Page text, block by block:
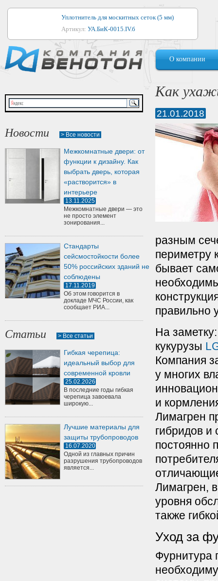
Уплотнитель для москитных сеток (5 мм)
Артикул: УА.БиК-0015.IV.б
Уплотнитель для алюминиевых окон
Артикул:1044
Уплотнитель для деревянных окон
Артикул:УМ.БиК-0062.IV.б
Уплотнитель лоджиевый для (4, 5, 6 мм)
Артикул:
О компании
Новости > Все новости
Межкомнатные двери: от
функции к дизайну. Как
выбрать дверь, которая
«растворится» в
интерьере
13.11.2025
Межкомнатные двери — это
не просто элемент
зонирования...
Стандарты
сейсмостойкости более
50% российских зданий не
соблюдены
17.11.2019
Об этом говорится в
докладе МЧС России, как
сообщает РИА...
Статьи > Все статьи
Гибкая черепица:
идеальный выбор для
современной кровли
25.02.2026
В последние годы гибкая
черепица завоевала
широкую...
Лучшие материалы для
защиты трубопроводов
16.07.2020
Одной из главных причин
разрушения трубопроводов
является...
Как
21.01.2018
разным
периметру
бывает
правильно
На
кукурузы
Компания
у многих
и
Лимагрен
гибридов
постоянно
Лимагрен,
уровня
также
Уход за
Фурнитура